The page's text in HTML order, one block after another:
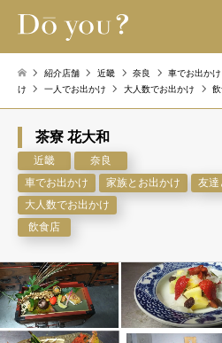
紹介店舗 近畿 奈良 車でお出かけ
け
一人でお出かけ 大人数でお出かけ
茶寮 花大和
近畿
奈良
車でお出かけ
家族とお出かけ 友達
大人数でお出かけ
飲食店